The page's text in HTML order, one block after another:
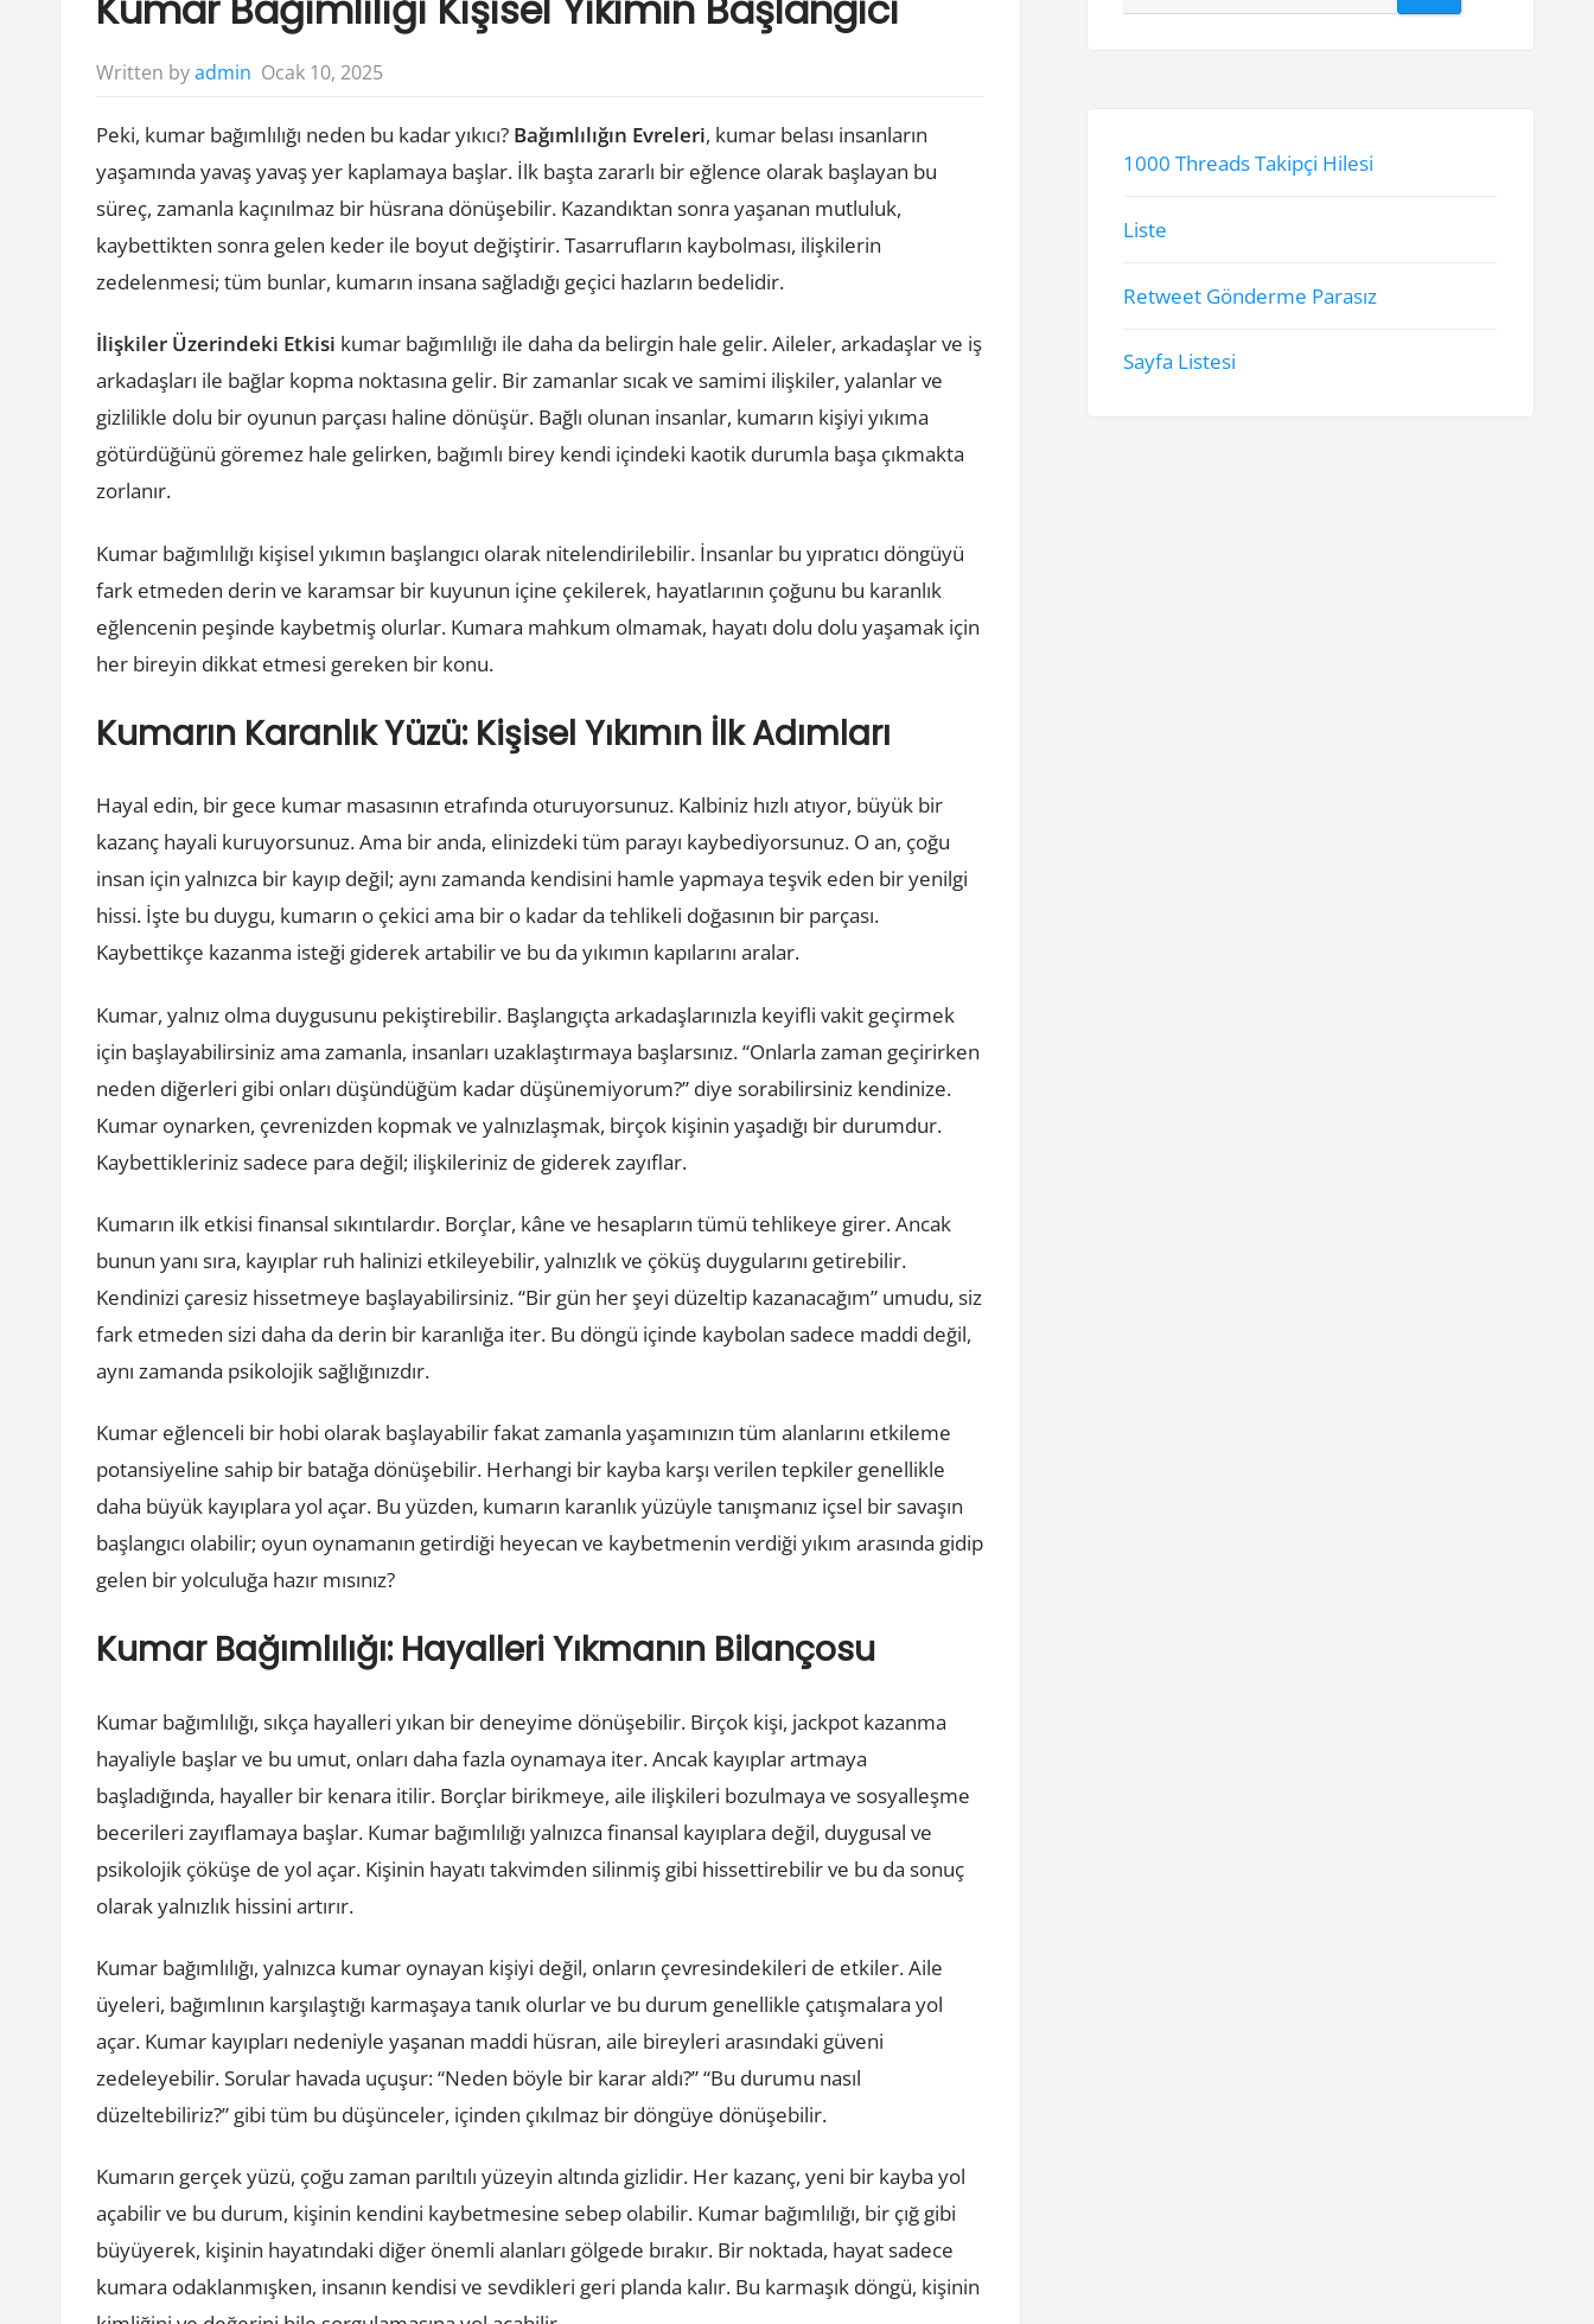
Written byadmin Ocak 10, 2025
Peki, kumar bağımlılığı neden bu kadar yıkıcı? Bağımlılığın Evreleri, kumar belası insanların
yaşamında yavaş yavaş yer kaplamaya başlar. İlk başta zararlı bir eğlence olarak başlayan bu
süreç, zamanla kaçınılmaz bir hüsrana dönüşebilir. Kazandıktan sonra yaşanan mutluluk,
kaybettikten sonra gelen keder ile boyut değiştirir. Tasarrufların kaybolması, ilişkilerin
zedelenmesi; tüm bunlar, kumarın insana sağladığı geçici hazların bedelidir.
İlişkiler Üzerindeki Etkisi kumar bağımlılığı ile daha da belirgin hale gelir. Aileler, arkadaşlar ve iş
arkadaşları ile bağlar kopma noktasına gelir. Bir zamanlar sıcak ve samimi ilişkiler, yalanlar ve
gizlilikle dolu bir oyunun parçası haline dönüşür. Bağlı olunan insanlar, kumarın kişiyi yıkıma
götürdüğünü göremez hale gelirken, bağımlı birey kendi içindeki kaotik durumla başa çıkmakta
zorlanır.
Kumar bağımlılığı kişisel yıkımın başlangıcı olarak nitelendirilebilir. İnsanlar bu yıpratıcı döngüyü
fark etmeden derin ve karamsar bir kuyunun içine çekilerek, hayatlarının çoğunu bu karanlık
eğlencenin peşinde kaybetmiş olurlar. Kumara mahkum olmamak, hayatı dolu dolu yaşamak için
her bireyin dikkat etmesi gereken bir konu.
Kumarın Karanlık Yüzü: Kişisel Yıkımın İlk Adımları
Hayal edin, bir gece kumar masasının etrafında oturuyorsunuz. Kalbiniz hızlı atıyor, büyük bir
kazanç hayali kuruyorsunuz. Ama bir anda, elinizdeki tüm parayı kaybediyorsunuz. O an, çoğu
insan için yalnızca bir kayıp değil; aynı zamanda kendisini hamle yapmaya teşvik eden bir yenilgi
hissi. İşte bu duygu, kumarın o çekici ama bir o kadar da tehlikeli doğasının bir parçası.
Kaybettikçe kazanma isteği giderek artabilir ve bu da yıkımın kapılarını aralar.
Kumar, yalnız olma duygusunu pekiştirebilir. Başlangıçta arkadaşlarınızla keyifli vakit geçirmek
için başlayabilirsiniz ama zamanla, insanları uzaklaştırmaya başlarsınız. “Onlarla zaman geçirirken
neden diğerleri gibi onları düşündüğüm kadar düşünemiyorum?” diye sorabilirsiniz kendinize.
Kumar oynarken, çevrenizden kopmak ve yalnızlaşmak, birçok kişinin yaşadığı bir durumdur.
Kaybettikleriniz sadece para değil; ilişkileriniz de giderek zayıflar.
Kumarın ilk etkisi finansal sıkıntılardır. Borçlar, kâne ve hesapların tümü tehlikeye girer. Ancak
bunun yanı sıra, kayıplar ruh halinizi etkileyebilir, yalnızlık ve çöküş duygularını getirebilir.
Kendinizi çaresiz hissetmeye başlayabilirsiniz. “Bir gün her şeyi düzeltip kazanacağım” umudu, siz
fark etmeden sizi daha da derin bir karanlığa iter. Bu döngü içinde kaybolan sadece maddi değil,
aynı zamanda psikolojik sağlığınızdır.
Kumar eğlenceli bir hobi olarak başlayabilir fakat zamanla yaşamınızın tüm alanlarını etkileme
potansiyeline sahip bir batağa dönüşebilir. Herhangi bir kayba karşı verilen tepkiler genellikle
daha büyük kayıplara yol açar. Bu yüzden, kumarın karanlık yüzüyle tanışmanız içsel bir savaşın
başlangıcı olabilir; oyun oynamanın getirdiği heyecan ve kaybetmenin verdiği yıkım arasında gidip
gelen bir yolculuğa hazır mısınız?
Kumar Bağımlılığı: Hayalleri Yıkmanın Bilançosu
Kumar bağımlılığı, sıkça hayalleri yıkan bir deneyime dönüşebilir. Birçok kişi, jackpot kazanma
hayaliyle başlar ve bu umut, onları daha fazla oynamaya iter. Ancak kayıplar artmaya
başladığında, hayaller bir kenara itilir. Borçlar birikmeye, aile ilişkileri bozulmaya ve sosyalleşme
becerileri zayıflamaya başlar. Kumar bağımlılığı yalnızca finansal kayıplara değil, duygusal ve
psikolojik çöküşe de yol açar. Kişinin hayatı takvimden silinmiş gibi hissettirebilir ve bu da sonuç
olarak yalnızlık hissini artırır.
Kumar bağımlılığı, yalnızca kumar oynayan kişiyi değil, onların çevresindekileri de etkiler. Aile
üyeleri, bağımlının karşılaştığı karmaşaya tanık olurlar ve bu durum genellikle çatışmalara yol
açar. Kumar kayıpları nedeniyle yaşanan maddi hüsran, aile bireyleri arasındaki güveni
zedeleyebilir. Sorular havada uçuşur: “Neden böyle bir karar aldı?” “Bu durumu nasıl
düzeltebiliriz?” gibi tüm bu düşünceler, içinden çıkılmaz bir döngüye dönüşebilir.
Kumarın gerçek yüzü, çoğu zaman parıltılı yüzeyin altında gizlidir. Her kazanç, yeni bir kayba yol
açabilir ve bu durum, kişinin kendini kaybetmesine sebep olabilir. Kumar bağımlılığı, bir çığ gibi
büyüyerek, kişinin hayatındaki diğer önemli alanları gölgede bırakır. Bir noktada, hayat sadece
kumara odaklanmışken, insanın kendisi ve sevdikleri geri planda kalır. Bu karmaşık döngü, kişinin
1000 Threads Takipçi Hilesi
Liste
Retweet Gönderme Parasız
Sayfa Listesi